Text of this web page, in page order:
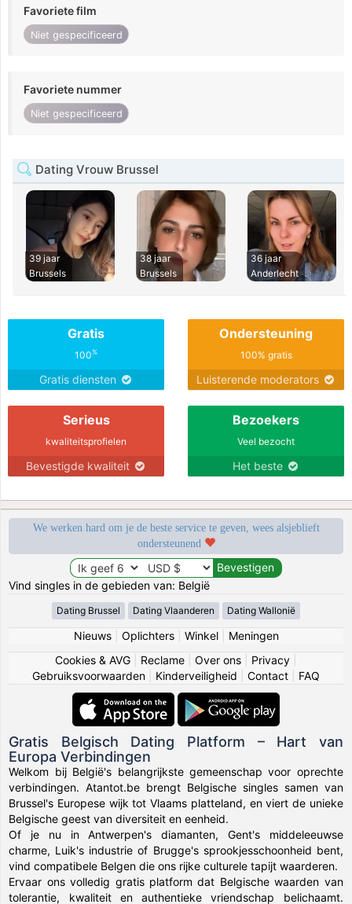
Favoriete film
Niet gespecificeerd
Favoriete nummer
Niet gespecificeerd
Dating Vrouw Brussel
39 jaar
Brussels
38 jaar
Brussels
36 jaar
Anderlecht
Gratis
100%
Gratis diensten
Ondersteuning
100% gratis
Luisterende moderators
Serieus
kwaliteitsprofielen
Bevestigde kwaliteit
Bezoekers
Veel bezocht
Het beste
We werken hard om je de beste service te geven, wees alsjeblieft
ondersteunend
Vind singles in de gebieden van: België
Dating Brussel Dating Vlaanderen Dating Wallonië
Nieuws| Oplichters| Winkel| Meningen
Cookies & AVG
Reclame Over ons Privacy
Gebruiksvoorwaarden
Kinderveiligheid Contact FAQ
Gratis Belgisch Dating Platform – Hart van
Europa Verbindingen
Welkom bij België's belangrijkste gemeenschap voor oprechte
verbindingen. Atantot.be brengt Belgische singles samen van
Brussel's Europese wijk tot Vlaams platteland, en viert de unieke
Belgische geest van diversiteit en eenheid.
Of je nu in Antwerpen's diamanten, Gent's middeleeuwse
charme, Luik's industrie of Brugge's sprookjesschoonheid bent,
vind compatibele Belgen die ons rijke culturele tapijt waarderen.
Ervaar ons volledig gratis platform dat Belgische waarden van
tolerantie, kwaliteit en authentieke vriendschap belichaamt.